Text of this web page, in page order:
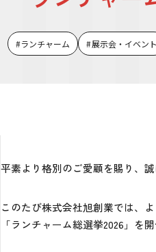
ランチャーム 展示会・イベント
平素より格別のご愛顧を賜り、
このたび株式会社旭創業では、
「ランチャーム総選挙2026」を